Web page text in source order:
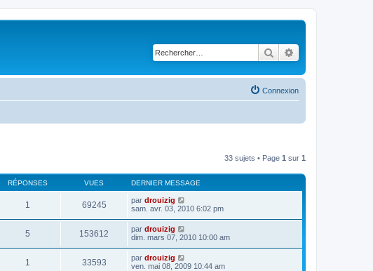
Rechercher
Connexion
33 sujets • Page 1 sur 1
RÉPONSES VUES DERNIER MESSAGE
1 69245 par drouizig
sam. avr. 03, 2010 6:02 pm
5 153612 par drouizig
dim. mars 07, 2010 10:00 am
1 33593 par drouizig
ven. mai 08, 2009 10:44 am